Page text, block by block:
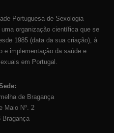
Portuguesa de Sexologia
organização científica que se
1985 (data da sua criação), à
e implementação da saúde e
em Portugal.
de Bragança
Maio Nº. 2
Bragança